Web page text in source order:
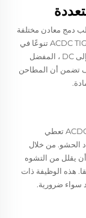
دمج معادن مختلفة
أو العمل عبر مجموعة واسعة من السبائك. يوفر لحام ACDC TIG تنوعًا في
التحول من AC ، مثالية للألومنيوم مع طبقة أكسيدها ، إلى DC ، المفضل
تضمن أن المطاحن
ميزة النبض الموجودة في العديد من نماذج لحام ACDC TIG تعطي
الحشو. من خلال
أن يقلل من التشوه
هذه الوظيفة ذات
سواء ضرورية.